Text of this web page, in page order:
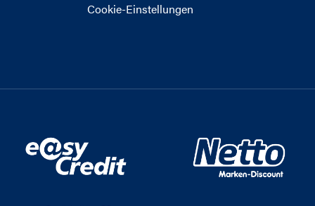
Cookie-Einstellungen